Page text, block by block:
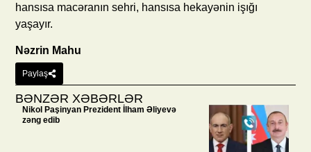
hansısa macəranın sehri, hansısa hekayənin işığı
yaşayır.
Nəzrin Mahu
Paylaş
BƏNZƏR XƏBƏRLƏR
Nikol Paşinyan Prezident İlham Əliyevə
zəng edib